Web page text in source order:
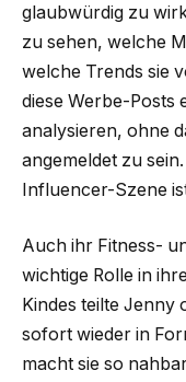
glaubwürdig zu
zu sehen, welche
welche Trends sie
diese Werbe-Posts
analysieren, ohne
angemeldet zu
Influencer-Szene
Auch ihr Fitness-
wichtige Rolle in
Kindes teilte Jenny
sofort wieder in
macht sie so